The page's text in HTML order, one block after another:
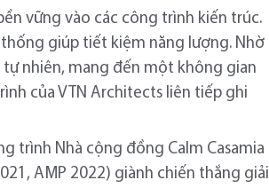
vững vào các công trình kiến trúc.
giúp tiết kiệm năng lượng. Nhờ
nhiên, mang đến một không gian
của VTN Architects liên tiếp ghi
trình Nhà cộng đồng Calm Casamia
AMP 2022) giành chiến thắng giải